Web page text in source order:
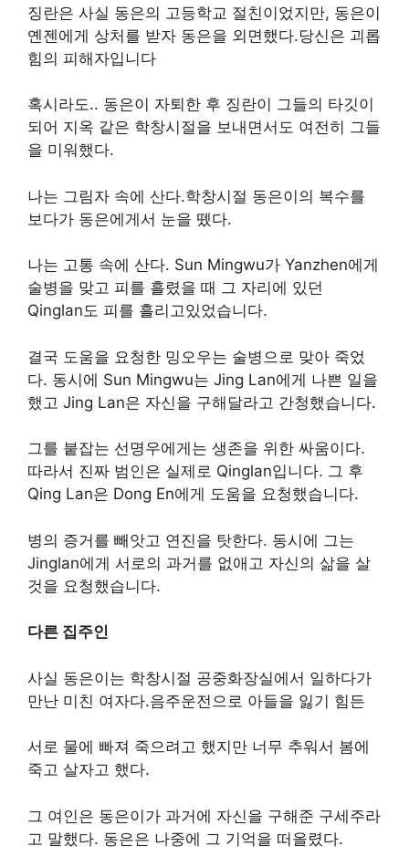
징란은 사실 동은의 고등학교 절친이었지만, 동은이
옌젠에게 상처를 받자 동은을 외면했다.당신은 괴롭
힘의 피해자입니다
혹시라도.. 동은이 자퇴한 후 징란이 그들의 타깃이
되어 지옥 같은 학창시절을 보내면서도 여전히 그들
을 미워했다.
나는 그림자 속에 산다.학창시절 동은이의 복수를
보다가 동은에게서 눈을 뗐다.
나는 고통 속에 산다. Sun Mingwu가 Yanzhen에게
술병을 맞고 피를 흘렸을 때 그 자리에 있던
Qinglan도 피를 흘리고있었습니다.
결국 도움을 요청한 밍오우는 술병으로 맞아 죽었
다. 동시에 Sun Mingwu는 Jing Lan에게 나쁜 일을
했고 Jing Lan은 자신을 구해달라고 간청했습니다.
그를 붙잡는 선명우에게는 생존을 위한 싸움이다.
따라서 진짜 범인은 실제로 Qinglan입니다. 그 후
Qing Lan은 Dong En에게 도움을 요청했습니다.
병의 증거를 빼앗고 연진을 탓한다. 동시에 그는
Jinglan에게 서로의 과거를 없애고 자신의 삶을 살
것을 요청했습니다.
다른 집주인
사실 동은이는 학창시절 공중화장실에서 일하다가
만난 미친 여자다.음주운전으로 아들을 잃기 힘든
서로 물에 빠져 죽으려고 했지만 너무 추워서 봄에
죽고 살자고 했다.
그 여인은 동은이가 과거에 자신을 구해준 구세주라
고 말했다. 동은은 나중에 그 기억을 떠올렸다.